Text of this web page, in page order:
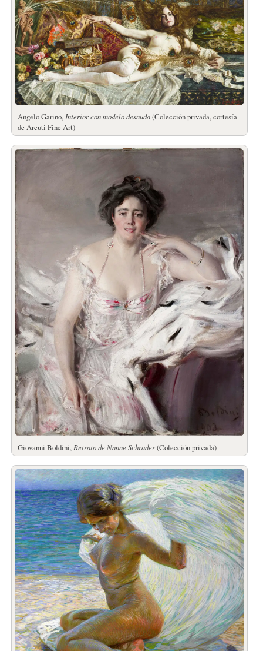
Angelo Garino, Interior con modelo desnuda(Colección privada, cortesía
de Arcuti Fine Art)
Giovanni Boldini, Retrato de Nanne Schrader(Colección privada)